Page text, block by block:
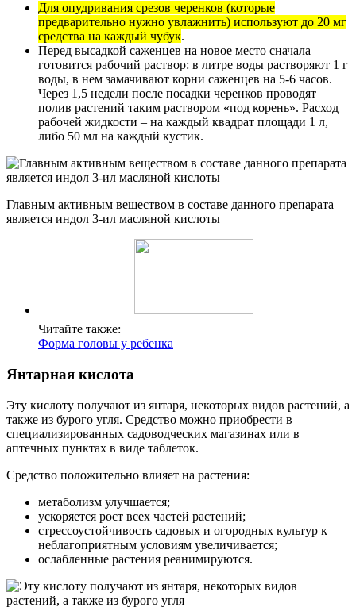
Для опудривания срезов черенков (которые
предварительно нужно увлажнить) используют до 20 мг
средства на каждый чубук.
Перед высадкой саженцев на новое место сначала
готовится рабочий раствор: в литре воды растворяют 1 г
воды, в нем замачивают корни саженцев на 5-6 часов.
Через 1,5 недели после посадки черенков проводят
полив растений таким раствором «под корень». Расход
рабочей жидкости – на каждый квадрат площади 1 л,
либо 50 мл на каждый кустик.
Главным активным веществом в составе данного препарата
является индол 3-ил масляной кислоты
Читайте также:
Форма головы у ребенка
Янтарная кислота
Эту кислоту получают из янтаря, некоторых видов растений, а
также из бурого угля. Средство можно приобрести в
специализированных садоводческих магазинах или в
аптечных пунктах в виде таблеток.
Средство положительно влияет на растения:
метаболизм улучшается;
ускоряется рост всех частей растений;
стрессоустойчивость садовых и огородных культур к
неблагоприятным условиям увеличивается;
ослабленные растения реанимируются.